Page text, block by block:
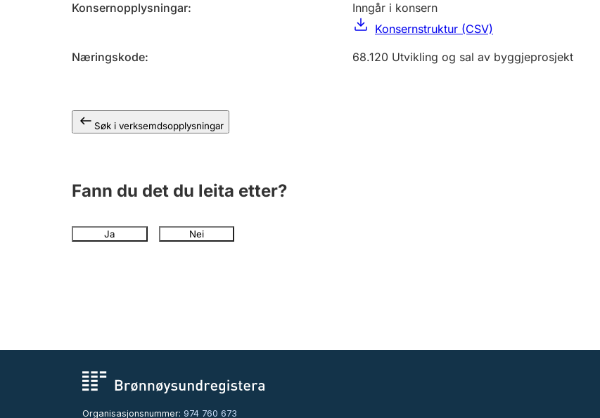
Konsernopplysningar
Inngår i konsern
Konsernstruktur (CSV)
Næringskode
68.120 Utvikling og sal av byggjeprosjekt
Søk i verksemdsopplysningar
Fann du det du leita etter?
Ja Nei
Organisasjonsnummer: 974 760 673